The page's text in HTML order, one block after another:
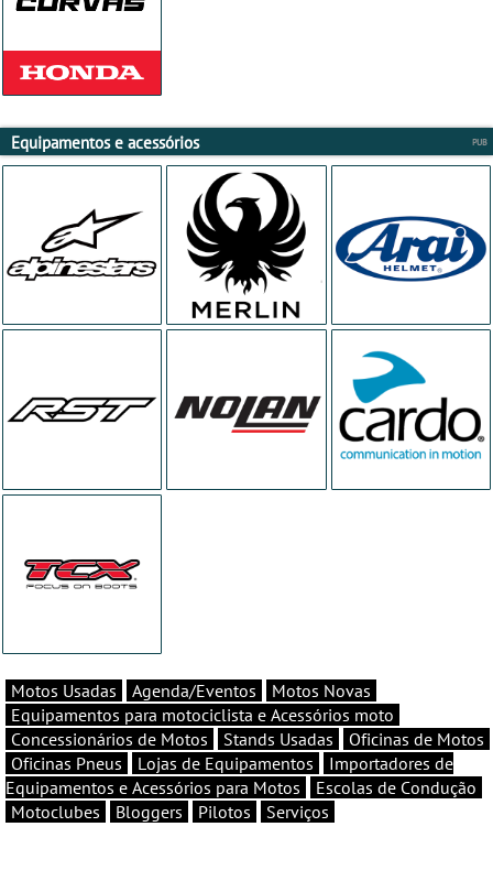
Equipamentos e acessórios
Motos Usadas Agenda/Eventos
Motos Novas
Equipamentos para motociclista e Acessórios moto
Concessionários de Motos
Stands Usadas
Oficinas de Motos
Oficinas Pneus
Lojas de Equipamentos
Importadores de
Equipamentos e Acessórios para Motos
Escolas de Condução
Motoclubes
Bloggers Pilotos Serviços